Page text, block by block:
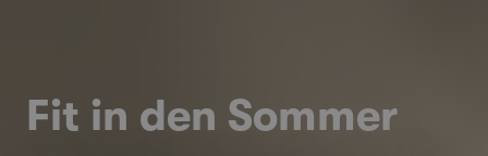
Fit in den Sommer